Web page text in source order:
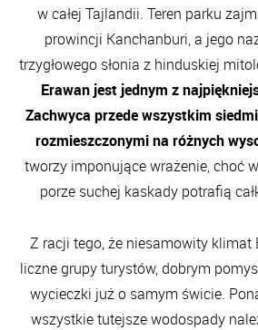
w całej Tajlandii. Teren parku
prowincji Kanchanburi, a jego
trzygłowego słonia z hinduskiej
Erawan jest jednym z
Zachwyca przede wszystkim
rozmieszczonymi na różnych
tworzy imponujące wrażenie, choć
porze suchej kaskady potrafią
Z racji tego, że niesamowity klimat
liczne grupy turystów, dobrym
wycieczki już o samym świcie.
wszystkie tutejsze wodospady